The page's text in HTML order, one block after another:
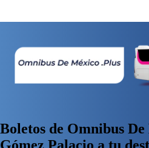
Boletos de Omnibus